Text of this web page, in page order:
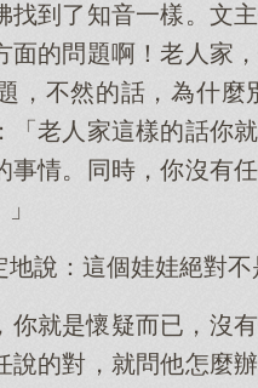
找到了知音一樣。文
面的問題啊！老人家
，不然的話，為什
「老人家這樣的話你
事情。同時，你沒有
說：這個娃娃絕對不
你就是懷疑而已，沒
說的對，就問他怎麼